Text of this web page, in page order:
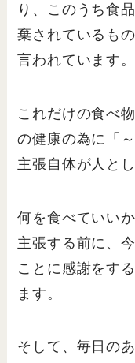
り、このうち食
棄されているも
言われています。
これだけの食べ
の健康の為に「
主張自体が人と
何を食べていい
主張する前に、
ことに感謝をす
ます。
そして、毎日の